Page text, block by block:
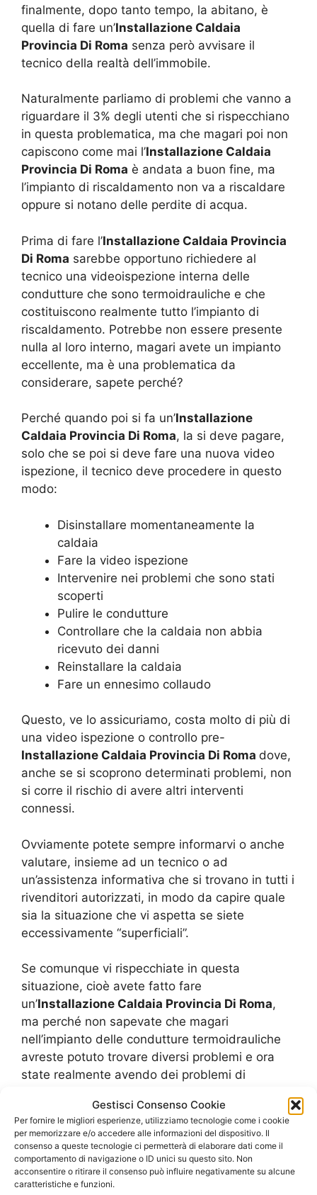
Gestisci Consenso Cookie
Per fornire le migliori esperienze, utilizziamo tecnologie come i cookie
per memorizzare e/o accedere alle informazioni del dispositivo. Il
consenso a queste tecnologie ci permetterà di elaborare dati come il
comportamento di navigazione o ID unici su questo sito. Non
acconsentire o ritirare il consenso può influire negativamente su alcune
caratteristiche e funzioni.
finalmente, dopo tanto tempo, la abitano, è
quella di fare un’Installazione Caldaia
Provincia Di Roma senza però avvisare il
tecnico della realtà dell’immobile.
Naturalmente parliamo di problemi che vanno a
riguardare il 3% degli utenti che si rispecchiano
in questa problematica, ma che magari poi non
capiscono come mai l’Installazione Caldaia
Provincia Di Roma è andata a buon fine, ma
l’impianto di riscaldamento non va a riscaldare
oppure si notano delle perdite di acqua.
Prima di fare l’Installazione Caldaia Provincia
Di Roma sarebbe opportuno richiedere al
tecnico una videoispezione interna delle
condutture che sono termoidrauliche e che
costituiscono realmente tutto l’impianto di
riscaldamento. Potrebbe non essere presente
nulla al loro interno, magari avete un impianto
eccellente, ma è una problematica da
considerare, sapete perché?
Perché quando poi si fa un’Installazione
Caldaia Provincia Di Roma, la si deve pagare,
solo che se poi si deve fare una nuova video
ispezione, il tecnico deve procedere in questo
modo:
Disinstallare momentaneamente la
caldaia
Fare la video ispezione
Intervenire nei problemi che sono stati
scoperti
Pulire le condutture
Controllare che la caldaia non abbia
ricevuto dei danni
Reinstallare la caldaia
Fare un ennesimo collaudo
Questo, ve lo assicuriamo, costa molto di più di
una video ispezione o controllo pre-
Installazione Caldaia Provincia Di Roma dove,
anche se si scoprono determinati problemi, non
si corre il rischio di avere altri interventi
connessi.
Ovviamente potete sempre informarvi o anche
valutare, insieme ad un tecnico o ad
un’assistenza informativa che si trovano in tutti i
rivenditori autorizzati, in modo da capire quale
sia la situazione che vi aspetta se siete
eccessivamente “superficiali”.
Se comunque vi rispecchiate in questa
situazione, cioè avete fatto fare
un’Installazione Caldaia Provincia Di Roma,
ma perché non sapevate che magari
nell’impianto delle condutture termoidrauliche
avreste potuto trovare diversi problemi e ora
state realmente avendo dei problemi di
fare dei sopralluoghi e delle videoispezioni in
merito.
Richiedi un Preventivo